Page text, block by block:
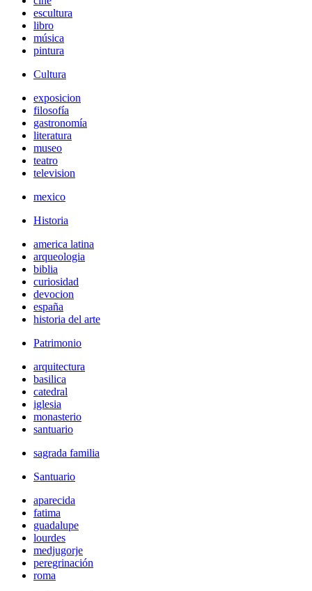
escultura
libro
música
pintura
Cultura
exposicion
filosofía
gastronomía
literatura
museo
teatro
television
mexico
Historia
america latina
arqueologia
biblia
curiosidad
devocion
españa
historia del arte
Patrimonio
arquitectura
basilica
catedral
iglesia
monasterio
santuario
sagrada familia
Santuario
aparecida
fatima
guadalupe
lourdes
medjugorje
peregrinación
roma